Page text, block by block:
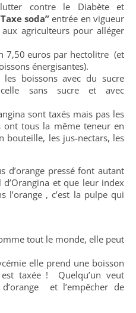
contre le Diabète et
soda” entrée en vigueur
agriculteurs pour alléger
7,50 euros par hectolitre (et
énergisantes).
boissons avec du sucre
sans sucre et avec
sont taxés mais pas les
ont tous la même teneur en
bouteille, les jus-nectars, les
d’orange pressé font autant
et que leur index
l’orange , c’est la pulpe qui
tout le monde, elle peut
elle prend une boisson
taxée ! Quelqu’un veut
et l’empêcher de